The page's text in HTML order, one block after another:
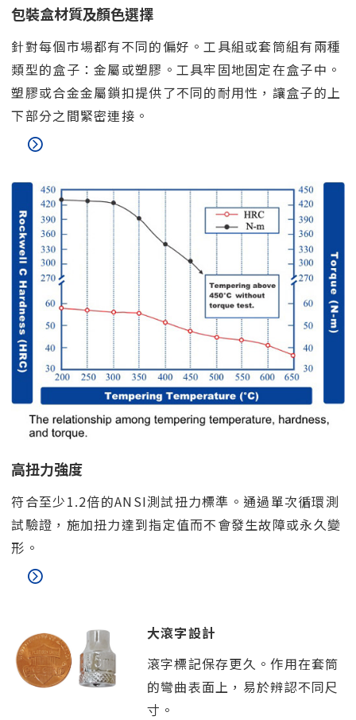
包裝盒材質及顏色選擇
針對每個市場都有不同的偏好。工具組或套筒組有兩種
類型的盒子：金屬或塑膠。工具牢固地固定在盒子中。
塑膠或合金金屬鎖扣提供了不同的耐用性，讓盒子的上
下部分之間緊密連接。
高扭力強度
符合至少1.2倍的ANSI測試扭力標準。通過單次循環測
試驗證，施加扭力達到指定值而不會發生故障或永久變
形。
大滾字設計
滾字標記保存更久。作用在套筒
的彎曲表面上，易於辨認不同尺
寸。